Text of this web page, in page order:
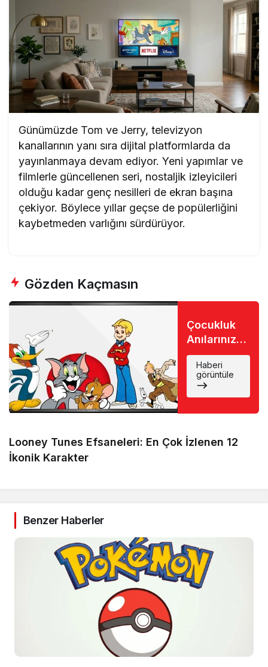
Günümüzde Tom ve Jerry, televizyon
kanallarının yanı sıra dijital platformlarda da
yayınlanmaya devam ediyor. Yeni yapımlar ve
filmlerle güncellenen seri, nostaljik izleyicileri
olduğu kadar genç nesilleri de ekran başına
çekiyor. Böylece yıllar geçse de popülerliğini
kaybetmeden varlığını sürdürüyor.
Gözden Kaçmasın
Çocukluk
Anılarınıza
Yolculuk:
90’ların
İkonik Çizgi
Filmleri
Haberi
görüntüle
Looney Tunes Efsaneleri: En Çok İzlenen 12
İkonik Karakter
Benzer Haberler